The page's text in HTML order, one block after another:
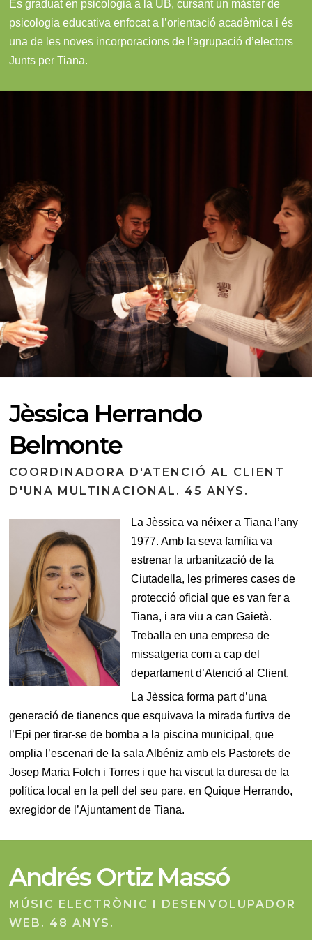
És graduat en psicologia a la UB, cursant un màster de
psicologia educativa enfocat a l’orientació acadèmica i és
una de les noves incorporacions de l’agrupació d’electors
Junts per Tiana.
Jèssica Herrando
Belmonte
COORDINADORA D'ATENCIÓ AL CLIENT
D'UNA MULTINACIONAL. 45 ANYS.
La Jèssica va néixer a Tiana l’any
1977. Amb la seva família va
estrenar la urbanització de la
Ciutadella, les primeres cases de
protecció oficial que es van fer a
Tiana, i ara viu a can Gaietà.
Treballa en una empresa de
missatgeria com a cap del
departament d’Atenció al Client.
La Jèssica forma part d’una
generació de tianencs que esquivava la mirada furtiva de
l’Epi per tirar-se de bomba a la piscina municipal, que
omplia l’escenari de la sala Albéniz amb els Pastorets de
Josep Maria Folch i Torres i que ha viscut la duresa de la
política local en la pell del seu pare, en Quique Herrando,
exregidor de l’Ajuntament de Tiana.
Andrés Ortiz Massó
MÚSIC ELECTRÒNIC I DESENVOLUPADOR
WEB. 48 ANYS.